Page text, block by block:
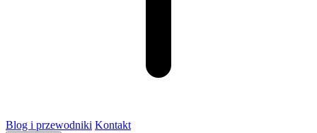
Blog i przewodniki Kontakt